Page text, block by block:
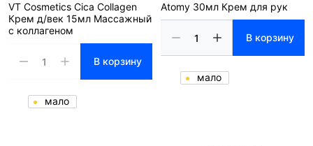
VT Cosmetics Cica Collagen
Крем д/век 15мл Массажный
с коллагеном
В корзину
мало
Atomy 30мл Крем для рук
В корзину
мало